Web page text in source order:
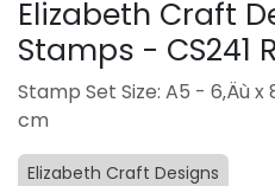
Elizabeth Craft
Stamps - CS241
Stamp Set Size: A5 - 6‚Äù x
cm
Elizabeth Craft Designs